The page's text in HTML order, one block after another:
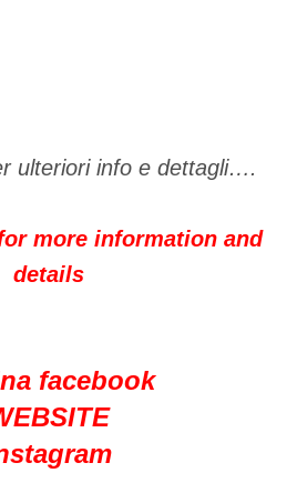
ulteriori info e dettagli….
more information and
details
facebook